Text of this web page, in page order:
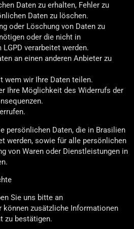
Daten zu erhalten, Fehler zu
Daten zu löschen.
oder Löschung von Daten zu
oder die nicht in
verarbeitet werden.
an einen anderen Anbieter zu
wem wir Ihre Daten teilen.
Ihre Möglichkeit des Widerrufs der
persönlichen Daten, die in Brasilien
werden, sowie für alle persönlichen
von Waren oder Dienstleistungen in
Sie uns bitte an
können zusätzliche Informationen
zu bestätigen.